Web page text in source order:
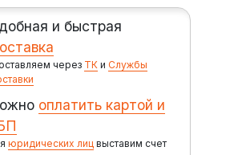
и быстрая
через ТК иСлужбы
оплатить картой и
юридических лиц выставим счет